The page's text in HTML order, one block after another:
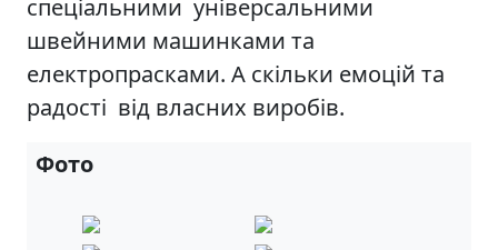
спеціальними універсальними
швейними машинками та
електропрасками. А скільки емоцій та
радості від власних виробів.
Фото